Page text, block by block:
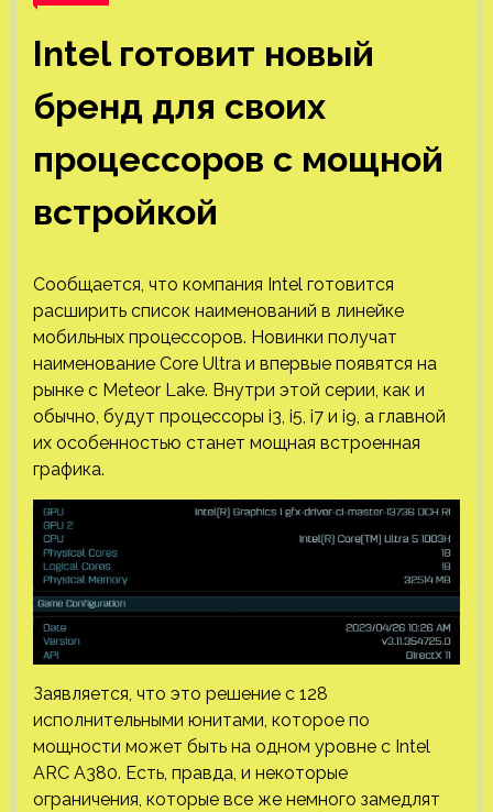
Intel готовит новый
бренд для своих
процессоров с мощной
встройкой
Сообщается, что компания Intel готовится
расширить список наименований в линейке
мобильных процессоров. Новинки получат
наименование Core Ultra и впервые появятся на
рынке с Meteor Lake. Внутри этой серии, как и
обычно, будут процессоры i3, i5, i7 и i9, а главной
их особенностью станет мощная встроенная
графика.
Заявляется, что это решение с 128
исполнительными юнитами, которое по
мощности может быть на одном уровне с Intel
ARC A380. Есть, правда, и некоторые
ограничения, которые все же немного замедлят